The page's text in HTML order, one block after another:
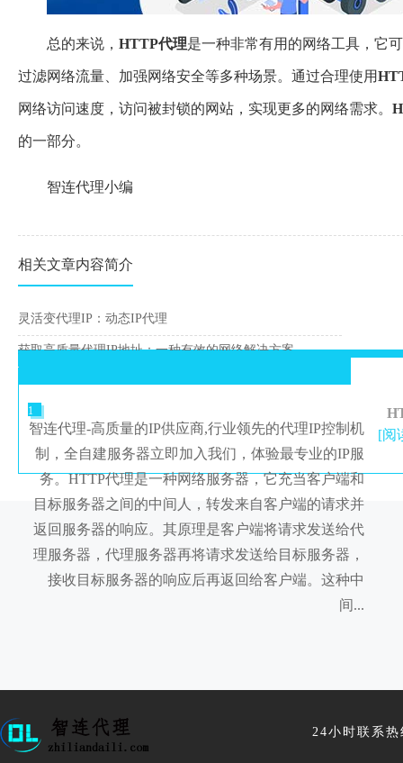
总的来说， HTTP代理是一种非常有用的网络工具，它
过滤网络流量、加强网络安全等多种场景。通过合理使用
网络访问速度，访问被封锁的网站，实现更多的网络需求。
的一部分。
智连代理小编
相关文章内容简介
灵活变代理IP：动态IP代理
获取高质量代理IP地址：一种有效的网络解决方案
1
智连代理-高质量的IP供应商,行业领先的代理IP控制机
制，全自建服务器立即加入我们，体验最专业的IP服
务。HTTP代理是一种网络服务器，它充当客户端和
目标服务器之间的中间人，转发来自客户端的请求并
返回服务器的响应。其原理是客户端将请求发送给代
理服务器，代理服务器再将请求发送给目标服务器，
接收目标服务器的响应后再返回给客户端。这种中
间...
[阅
24小时联系